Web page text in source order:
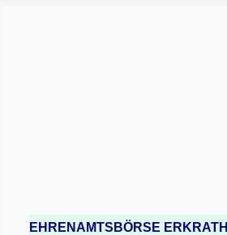
EHRENAMTSBÖRSE ERKRATH